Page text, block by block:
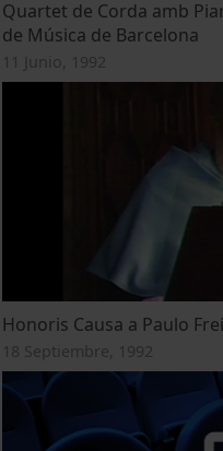
Quartet de Corda amb
de Música de Barcelona
11 Junio, 1992
Honoris Causa a Paulo
18 Septiembre, 1992